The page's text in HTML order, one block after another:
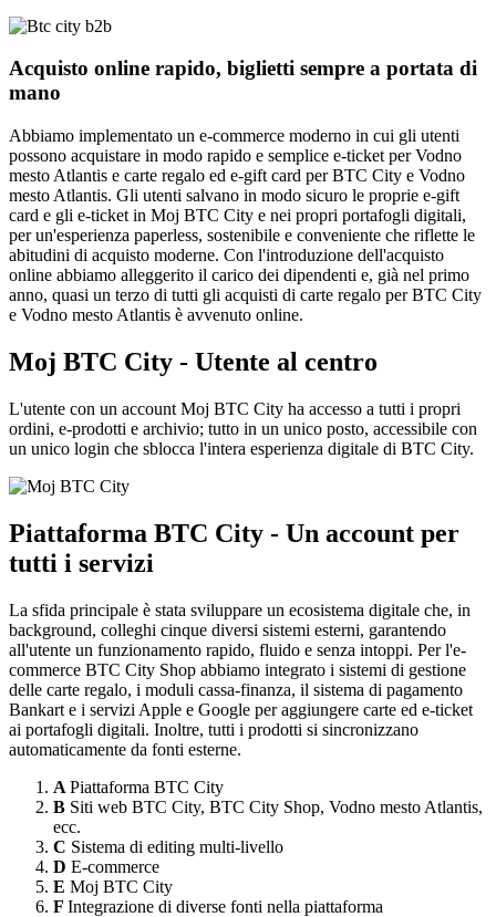
Acquisto online rapido, biglietti sempre a portata di
mano
Abbiamo implementato un e-commerce moderno in cui gli utenti
possono acquistare in modo rapido e semplice e-ticket per Vodno
mesto Atlantis e carte regalo ed e-gift card per BTC City e Vodno
mesto Atlantis. Gli utenti salvano in modo sicuro le proprie e-gift
card e gli e-ticket in Moj BTC City e nei propri portafogli digitali,
per un'esperienza paperless, sostenibile e conveniente che riflette le
abitudini di acquisto moderne. Con l'introduzione dell'acquisto
online abbiamo alleggerito il carico dei dipendenti e, già nel primo
anno, quasi un terzo di tutti gli acquisti di carte regalo per BTC City
e Vodno mesto Atlantis è avvenuto online.
Moj BTC City - Utente al centro
L'utente con un account Moj BTC City ha accesso a tutti i propri
ordini, e-prodotti e archivio; tutto in un unico posto, accessibile con
un unico login che sblocca l'intera esperienza digitale di BTC City.
Piattaforma BTC City - Un account per
tutti i servizi
La sfida principale è stata sviluppare un ecosistema digitale che, in
background, colleghi cinque diversi sistemi esterni, garantendo
all'utente un funzionamento rapido, fluido e senza intoppi. Per l'e-
commerce BTC City Shop abbiamo integrato i sistemi di gestione
delle carte regalo, i moduli cassa-finanza, il sistema di pagamento
Bankart e i servizi Apple e Google per aggiungere carte ed e-ticket
ai portafogli digitali. Inoltre, tutti i prodotti si sincronizzano
automaticamente da fonti esterne.
A Piattaforma BTC City
B Siti web BTC City, BTC City Shop, Vodno mesto Atlantis,
ecc.
C Sistema di editing multi-livello
D E-commerce
E Moj BTC City
F Integrazione di diverse fonti nella piattaforma